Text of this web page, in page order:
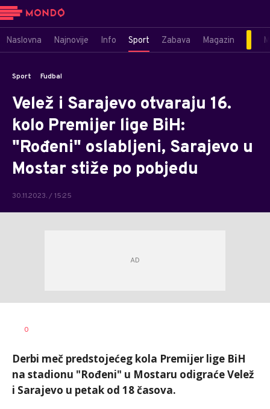
Naslovna Najnovije Info Sport Zabava Magazin
Sport Fudbal
Velež i Sarajevo otvaraju 16.
kolo Premijer lige BiH:
"Rođeni" oslabljeni, Sarajevo u
Mostar stiže po pobjedu
30.11.2023. / 15:25
AUTOR
0
Derbi meč predstojećeg kola Premijer lige BiH
na stadionu "Rođeni" u Mostaru odigraće Velež
i Sarajevo u petak od 18 časova.